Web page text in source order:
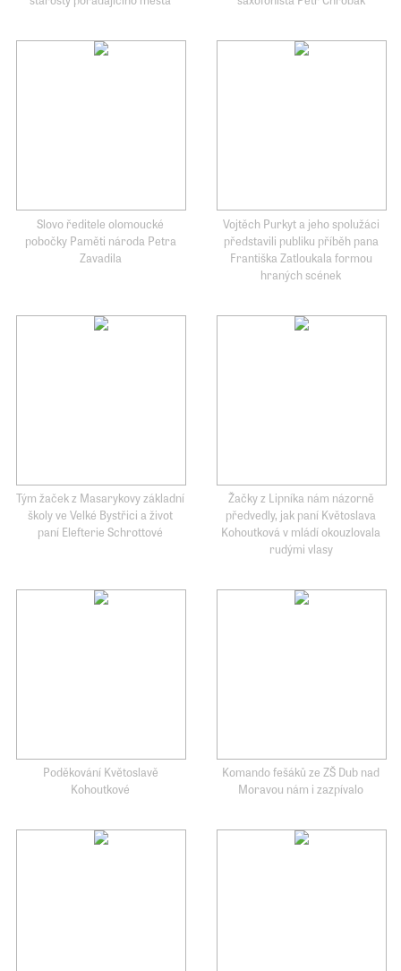
Slovo ředitele olomoucké
pobočky Paměti národa Petra
Zavadila
Vojtěch Purkyt a jeho spolužáci
představili publiku příběh pana
Františka Zatloukala formou
hraných scének
Tým žaček z Masarykovy základní
školy ve Velké Bystřici a život
paní Elefterie Schrottové
Žačky z Lipníka nám názorně
předvedly, jak paní Květoslava
Kohoutková v mládí okouzlovala
rudými vlasy
Poděkování Květoslavě
Kohoutkové
Komando fešáků ze ZŠ Dub nad
Moravou nám i zazpívalo